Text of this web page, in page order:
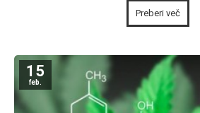
Preberi več
15
feb.